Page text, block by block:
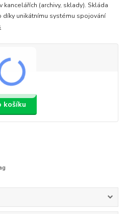
kancelářích (archivy, sklady). Skláda
unikátnímu systému spojování
košíku